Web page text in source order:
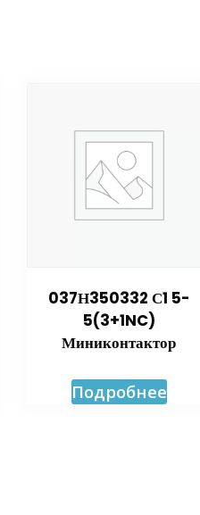
037Н350332 С1 5-
5(3+1NC)
Миниконтактор
Подробнее